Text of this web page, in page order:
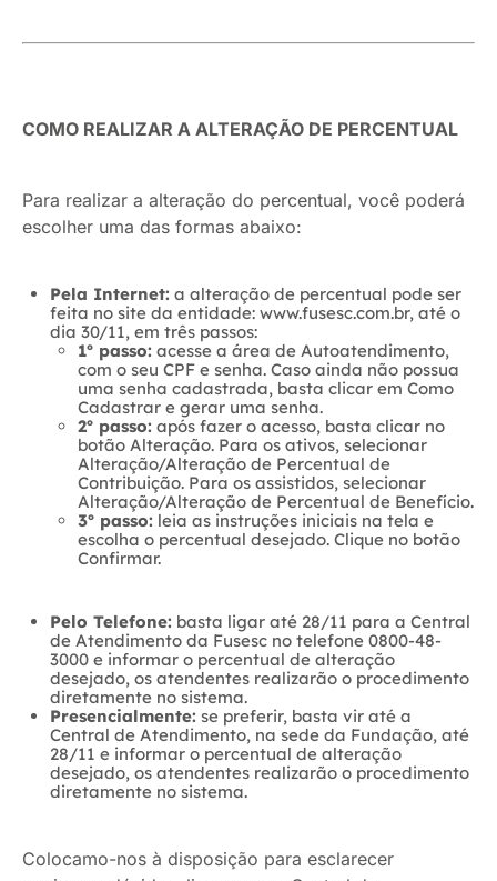
COMO REALIZAR A ALTERAÇÃO DE PERCENTUAL
Para realizar a alteração do percentual, você poderá
escolher uma das formas abaixo:
Pela Internet: a alteração de percentual pode ser
feita no site da entidade: www.fusesc.com.br, até o
dia 30/11, em três passos:
1º passo: acesse a área de Autoatendimento,
com o seu CPF e senha. Caso ainda não possua
uma senha cadastrada, basta clicar em Como
Cadastrar e gerar uma senha.
2º passo: após fazer o acesso, basta clicar no
botão Alteração. Para os ativos, selecionar
Alteração/Alteração de Percentual de
Contribuição. Para os assistidos, selecionar
Alteração/Alteração de Percentual de Benefício.
3º passo: leia as instruções iniciais na tela e
escolha o percentual desejado. Clique no botão
Confirmar.
Pelo Telefone: basta ligar até 28/11 para a Central
de Atendimento da Fusesc no telefone 0800-48-
3000 e informar o percentual de alteração
desejado, os atendentes realizarão o procedimento
diretamente no sistema.
Presencialmente: se preferir, basta vir até a
Central de Atendimento, na sede da Fundação, até
28/11 e informar o percentual de alteração
desejado, os atendentes realizarão o procedimento
diretamente no sistema.
Colocamo-nos à disposição para esclarecer